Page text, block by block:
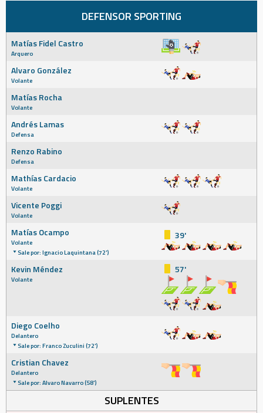
DEFENSOR SPORTING
Matías Fidel Castro
Arquero
Alvaro González
Volante
Matías Rocha
Volante
Andrés Lamas
Defensa
Renzo Rabino
Defensa
Mathías Cardacio
Volante
Vicente Poggi
Volante
Matías Ocampo
Volante
Sale por: Ignacio Laquintana (72')
39'
Kevin Méndez
Volante
57'
Diego Coelho
Delantero
Sale por: Franco Zuculini (72')
Cristian Chavez
Delantero
Sale por: Alvaro Navarro (58')
SUPLENTES